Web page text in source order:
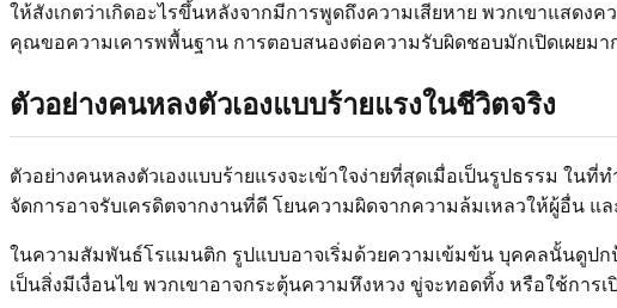
ให้สังเกตว่าเกิดอะไรขึ้นหลังจากมีการพูดถึงความเสียหาย พวกเขาแสด
คุณขอความเคารพพื้นฐาน การตอบสนองต่อความรับผิดชอบมักเปิดเผยมา
ตัวอย่างคนหลงตัวเองแบบร้ายแรงในชีวิตจริง
ตัวอย่างคนหลงตัวเองแบบร้ายแรงจะเข้าใจง่ายที่สุดเมื่อเป็นรูปธรรม ใ
จัดการอาจรับเครดิตจากงานที่ดี โยนความผิดจากความล้มเหลวให้ผู้อื่น
ในความสัมพันธ์โรแมนติก รูปแบบอาจเริ่มด้วยความเข้มข้น บุคคลนั้นดูปก
เป็นสิ่งมีเงื่อนไข พวกเขาอาจกระตุ้นความหึงหวง ขู่จะทอดทิ้ง หรือใช้การเ